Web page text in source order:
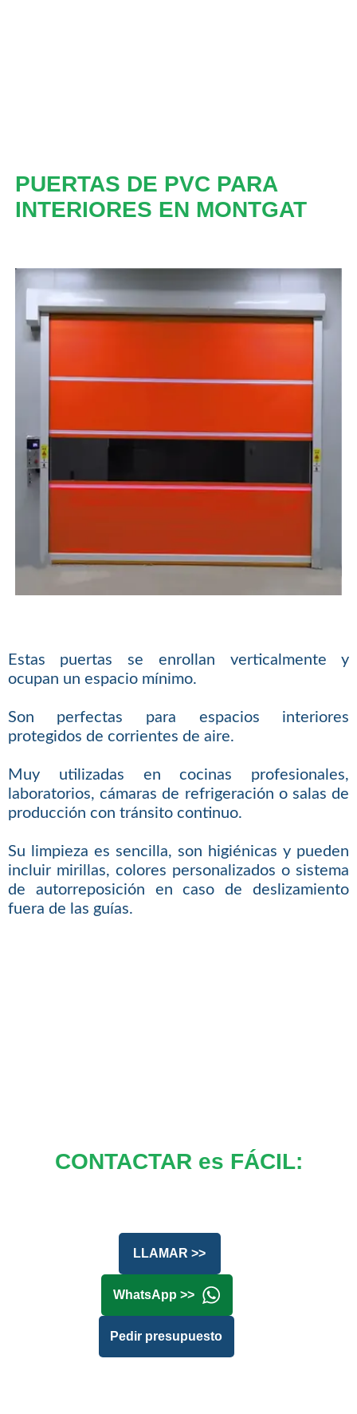
PUERTAS DE PVC PARA
INTERIORES EN MONTGAT
Estas puertas se enrollan verticalmente y
ocupan un espacio mínimo.
Son perfectas para espacios interiores
protegidos de corrientes de aire.
Muy utilizadas en cocinas profesionales,
laboratorios, cámaras de refrigeración o salas de
producción con tránsito continuo.
Su limpieza es sencilla, son higiénicas y pueden
incluir mirillas, colores personalizados o sistema
de autorreposición en caso de deslizamiento
fuera de las guías.
CONTACTAR es FÁCIL:
LLAMAR >>
WhatsApp >>
Pedir presupuesto